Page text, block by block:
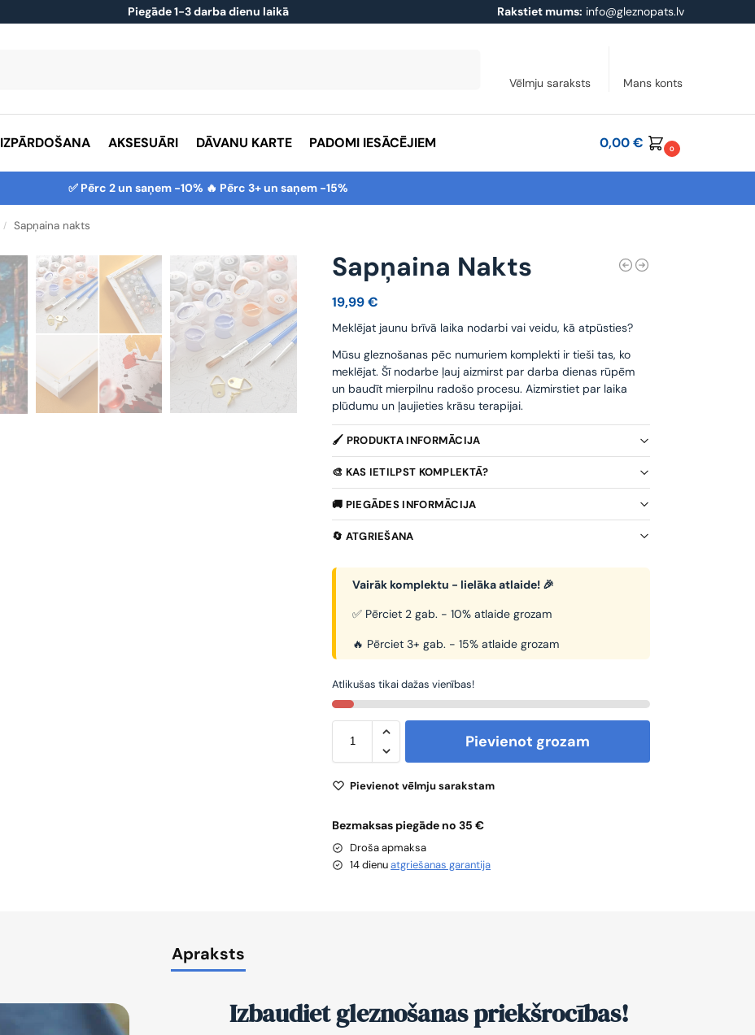
Piegāde 1-3 darba dienu laikā Rakstiet mums: info@gleznopats.lv
Vēlmju saraksts Mans konts
IZPĀRDOŠANA AKSESUĀRI DĀVANU KARTE PADOMI IESĀCĒJIEM 0,00€ 0
✅ Pērc 2 un saņem -10% 🔥 Pērc 3+ un saņem -15%
/ Sapņaina nakts
Sapņaina Nakts
19,99€
Meklējat jaunu brīvā laika nodarbi vai veidu, kā atpūsties?
Mūsu gleznošanas pēc numuriem komplekti ir tieši tas, ko
meklējat. Šī nodarbe ļauj aizmirst par darba dienas rūpēm
un baudīt mierpilnu radošo procesu. Aizmirstiet par laika
plūdumu un ļaujieties krāsu terapijai.
🖌️ PRODUKTA INFORMĀCIJA
🎨 KAS IETILPST KOMPLEKTĀ?
🚚 PIEGĀDES INFORMĀCIJA
🔄 ATGRIEŠANA
Vairāk komplektu - lielāka atlaide! 🎉
✅ Pērciet 2 gab. - 10% atlaide grozam
🔥 Pērciet 3+ gab. - 15% atlaide grozam
Atlikušas tikai dažas vienības!
Pievienot grozam
Pievienot vēlmju sarakstam
Bezmaksas piegāde no 35 €
Droša apmaksa
14 dienuatgriešanas garantija
Apraksts
Izbaudiet gleznošanas priekšrocības!